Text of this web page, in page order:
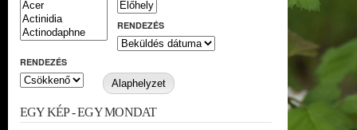
RENDEZÉS
RENDEZÉS
EGY KÉP - EGY MONDAT